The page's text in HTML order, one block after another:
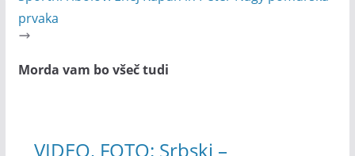
prvaka
Morda vam bo všeč tudi
VIDEO, FOTO: Srbski –